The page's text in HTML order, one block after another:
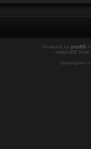
Powered by phpBB
twilightBB
Преведено